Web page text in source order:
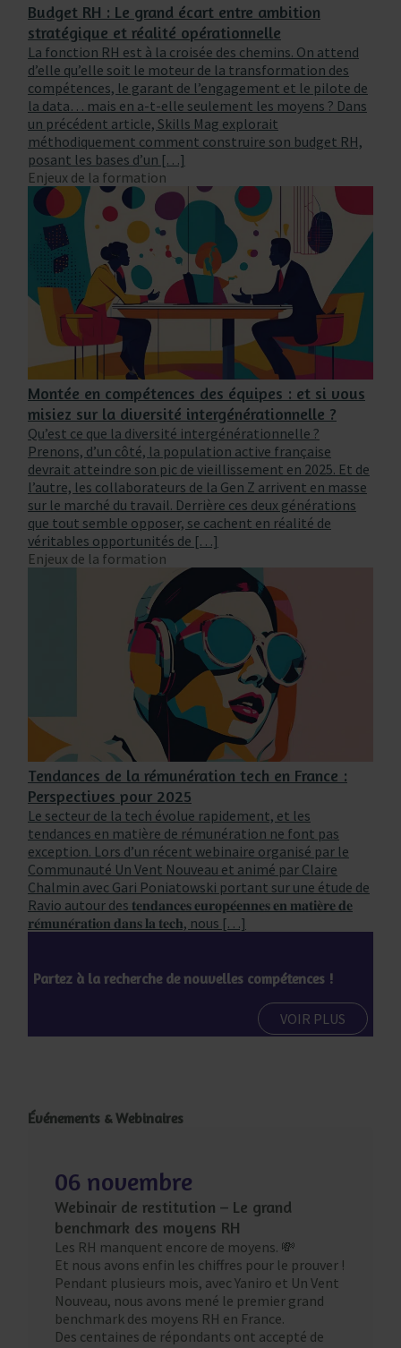
Budget RH : Le grand écart entre ambition
stratégique et réalité opérationnelle
La fonction RH est à la croisée des chemins. On attend
d’elle qu’elle soit le moteur de la transformation des
compétences, le garant de l’engagement et le pilote de
la data… mais en a-t-elle seulement les moyens ? Dans
un précédent article, Skills Mag explorait
méthodiquement comment construire son budget RH,
posant les bases d’un […]
Enjeux de la formation
Montée en compétences des équipes : et si vous
misiez sur la diversité intergénérationnelle ?
Qu’est ce que la diversité intergénérationnelle ?
Prenons, d’un côté, la population active française
devrait atteindre son pic de vieillissement en 2025. Et de
l’autre, les collaborateurs de la Gen Z arrivent en masse
sur le marché du travail. Derrière ces deux générations
que tout semble opposer, se cachent en réalité de
véritables opportunités de […]
Enjeux de la formation
Tendances de la rémunération tech en France :
Perspectives pour 2025
Le secteur de la tech évolue rapidement, et les
tendances en matière de rémunération ne font pas
exception. Lors d’un récent webinaire organisé par le
Communauté Un Vent Nouveau et animé par Claire
Chalmin avec Gari Poniatowski portant sur une étude de
Ravio autour des 𝐭𝐞𝐧𝐝𝐚𝐧𝐜𝐞𝐬 𝐞𝐮𝐫𝐨𝐩𝐞́𝐞𝐧𝐧𝐞𝐬 𝐞𝐧 𝐦𝐚𝐭𝐢𝐞̀𝐫𝐞 𝐝𝐞
𝐫𝐞́𝐦𝐮𝐧𝐞́𝐫𝐚𝐭𝐢𝐨𝐧 𝐝𝐚𝐧𝐬 𝐥𝐚 𝐭𝐞𝐜𝐡, nous […]
Partez à la recherche de nouvelles compétences !
VOIR PLUS
Événements & Webinaires
06 novembre
Webinair de restitution – Le grand
benchmark des moyens RH
Les RH manquent encore de moyens. 💸
Et nous avons enfin les chiffres pour le prouver !
Pendant plusieurs mois, avec Yaniro et Un Vent
Nouveau, nous avons mené le premier grand
benchmark des moyens RH en France.
Des centaines de répondants ont accepté de